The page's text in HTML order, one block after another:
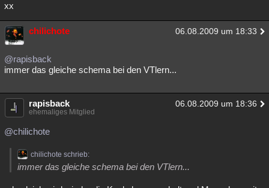
xx
chilichote 06.08.2009 um 18:33
@rapisback
immer das gleiche schema bei den VTlern...
rapisback 06.08.2009 um 18:36
ehemaliges Mitglied
@chilichote
chilichote schrieb:
immer das gleiche schema bei den VTlern...